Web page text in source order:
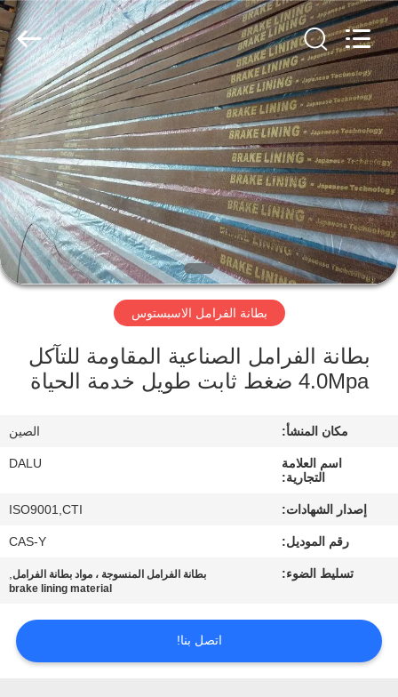
منزل،
بيت
منتجات
معلومات
عنا
في
المعمل
مراقبة
الجودة
اطلب
اقتباس
Ningbo
Xinyan
Friction
Materials
Co.,
Ltd..
All
Rights
Reserved.
بطانة الفرامل الاسبستوس
بطانة الفرامل الصناعية المقاومة للتآكل
4.0Mpa ضغط ثابت طويل خدمة الحياة
مكان المنشأ: الصين
اسم العلامة
التجارية:
DALU
إصدار الشهادات: ISO9001,CTI
رقم الموديل: CAS-Y
تسليط الضوء: بطانة الفرامل المنسوجة ، مواد بطانة الفرامل,
brake lining material
اتصل بنا!